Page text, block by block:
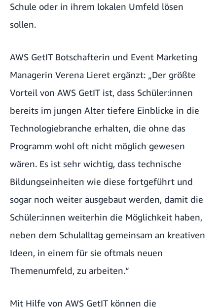
Schule oder in ihrem lokalen Umfeld lösen
sollen.
AWS GetIT Botschafterin und Event Marketing
Managerin Verena Lieret ergänzt: „Der größte
Vorteil von AWS GetIT ist, dass Schüler:innen
bereits im jungen Alter tiefere Einblicke in die
Technologiebranche erhalten, die ohne das
Programm wohl oft nicht möglich gewesen
wären. Es ist sehr wichtig, dass technische
Bildungseinheiten wie diese fortgeführt und
sogar noch weiter ausgebaut werden, damit die
Schüler:innen weiterhin die Möglichkeit haben,
neben dem Schulalltag gemeinsam an kreativen
Ideen, in einem für sie oftmals neuen
Themenumfeld, zu arbeiten.“
Mit Hilfe von AWS GetIT können die